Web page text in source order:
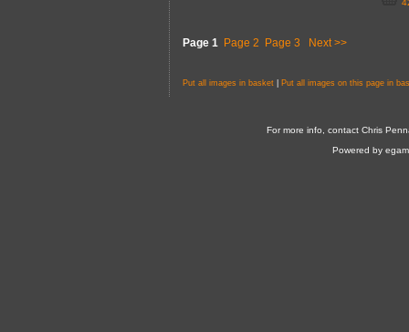
Page 1 Page 2 Page 3 Next >>
Put all images in basket Put all images on this page in
For more info, contact Chris
Powered by